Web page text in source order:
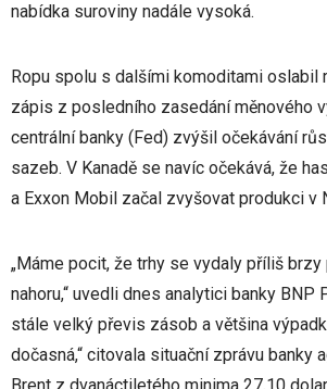
nabídka suroviny nadále vysoká.
Ropu spolu s dalšími komoditami oslabil
zápis z posledního zasedání měnového
centrální banky (Fed) zvýšil očekávání
sazeb. V Kanadě se navíc očekává, že
a Exxon Mobil začal zvyšovat produkci v
„Máme pocit, že trhy se vydaly příliš
nahoru,“ uvedli dnes analytici banky BNP
stále velký převis zásob a většina
dočasná,“ citovala situační zprávu banky